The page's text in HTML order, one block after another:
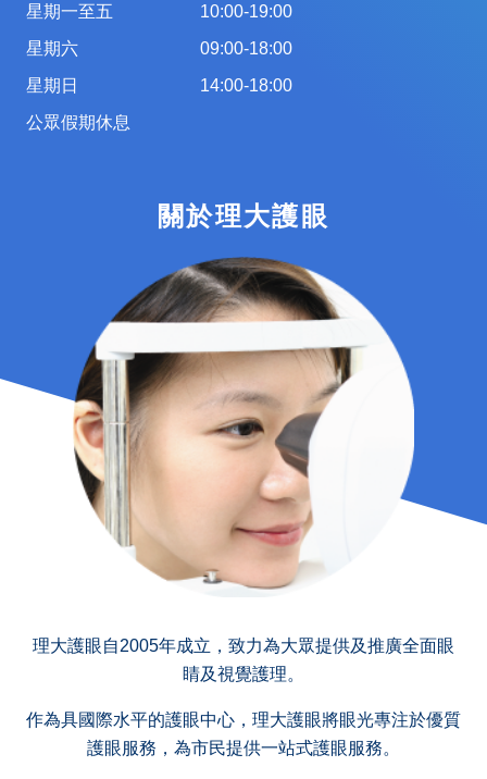
星期一至五
星期六
星期日
公眾假期休息
10:00-19:00
09:00-18:00
14:00-18:00
關於理大護眼
理大護眼自2005年成立，致力為大眾提供及推廣全面眼
睛及視覺護理。
作為具國際水平的護眼中心，理大護眼將眼光專注於優質
護眼服務，為市民提供一站式護眼服務。